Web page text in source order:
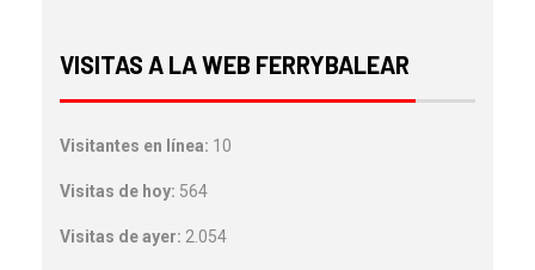
VISITAS A LA WEB FERRYBALEAR
Visitantes en línea: 10
Visitas de hoy: 564
Visitas de ayer: 2.054